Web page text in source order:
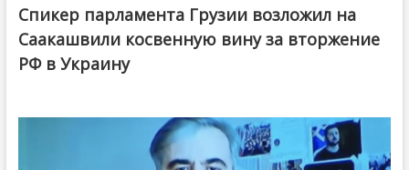
Спикер парламента Грузии возложил на
Саакашвили косвенную вину за вторжение
РФ в Украину